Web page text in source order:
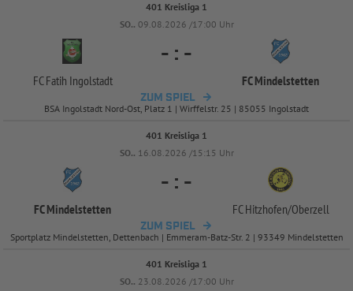
401 Kreisliga 1
SO.. 09.08.2026 /17:00 Uhr
FC Fatih Ingolstadt
- : -
FC Mindelstetten
ZUM SPIEL
BSA Ingolstadt Nord-Ost, Platz 1 | Wirffelstr. 25 | 85055 Ingolstadt
401 Kreisliga 1
SO.. 16.08.2026 /15:15 Uhr
FC Mindelstetten
- : -
FC Hitzhofen/Oberzell
ZUM SPIEL
Sportplatz Mindelstetten, Dettenbach | Emmeram-Batz-Str. 2 | 93349 Mindelstetten
401 Kreisliga 1
SO.. 23.08.2026 /17:00 Uhr